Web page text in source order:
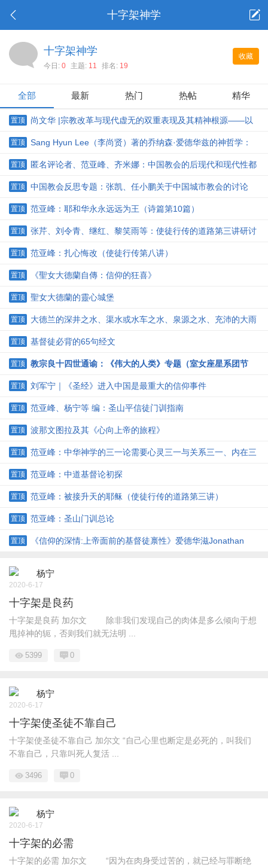
十字架神学
收藏
十字架神学
今日: 0 主题: 11 排名: 19
全部 最新 热门 热帖 精华
置顶 尚文华 |宗教改革与现代虚无的双重表现及其精神根源——以
英国的清教运动为分析范例
置顶 Sang Hyun Lee（李尚贤）著的乔纳森·爱德华兹的神哲学：
增订版简介
置顶 匿名评论者、范亚峰、齐米娜：中国教会的后现代和现代性都
走不通，灵修密契化是前提
置顶 中国教会反思专题：张凯、任小鹏关于中国城市教会的讨论
置顶 范亚峰：耶和华永永远远为王（诗篇第10篇）
置顶 张芹、刘令青、继红、黎笑雨等：使徒行传的道路第三讲研讨
第一次
置顶 范亚峰：扎心悔改（使徒行传第八讲）
置顶 《聖女大德蘭自傳：信仰的狂喜》
置顶 聖女大德蘭的靈心城堡
置顶 大德兰的深井之水、渠水或水车之水、泉源之水、充沛的大雨
水的密契灵修含义
置顶 基督徒必背的65句经文
置顶 教宗良十四世通谕：《伟大的人类》专题（室女座星系团节
译）
置顶 刘军宁｜《圣经》进入中国是最重大的信仰事件
置顶 范亚峰、杨宁等 编：圣山平信徒门训指南
置顶 波那文图拉及其《心向上帝的旅程》
置顶 范亚峰：中华神学的三一论需要心灵三一与关系三一、内在三
一与经世三一并建
置顶 范亚峰：中道基督论初探
置顶 范亚峰：被接升天的耶稣（使徒行传的道路第三讲）
置顶 范亚峰：圣山门训总论
置顶 《信仰的深情:上帝面前的基督徒禀性》爱德华滋Jonathan
杨宁
2020-6-17
十字架是良药
十字架是良药 加尔文 除非我们发现自己的肉体是多么倾向于想
甩掉神的轭，否则我们就无法明 ...
5399 0
杨宁
2020-6-17
十字架使圣徒不靠自己
十字架使圣徒不靠自己 加尔文 “自己心里也断定是必死的，叫我们
不靠自己，只靠叫死人复活 ...
3496 0
杨宁
2020-6-17
十字架的必需
十字架的必需 加尔文 “因为在肉身受过苦的，就已经与罪断绝